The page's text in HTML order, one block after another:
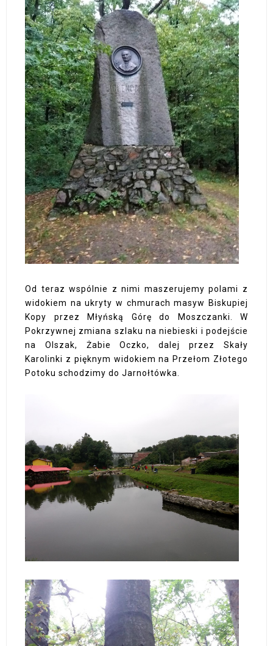
Od teraz wspólnie z nimi maszerujemy polami z
widokiem na ukryty w chmurach masyw Biskupiej
Kopy przez Młyńską Górę do Moszczanki. W
Pokrzywnej zmiana szlaku na niebieski i podejście
na Olszak, Żabie Oczko, dalej przez Skały
Karolinki z pięknym widokiem na Przełom Złotego
Potoku schodzimy do Jarnołtówka.